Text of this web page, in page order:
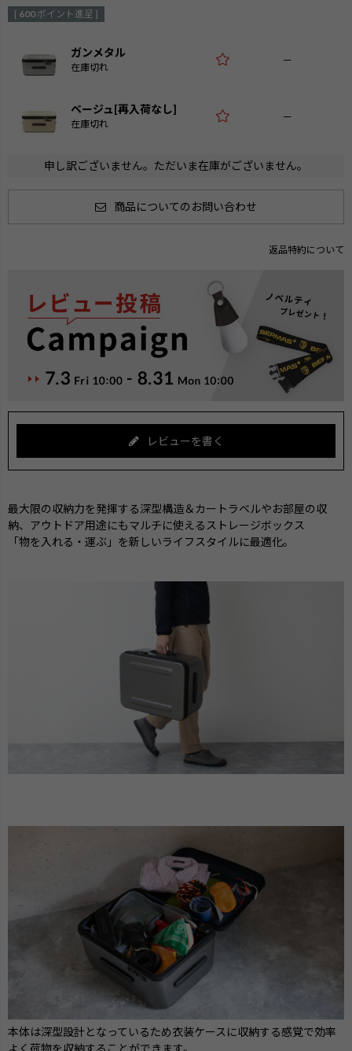
[ 600 ポイント進呈 ]
ガンメタル
在庫切れ
—
ベージュ[再入荷なし]
在庫切れ
—
申し訳ございません。ただいま在庫がございません。
商品についてのお問い合わせ
返品特約について
レビューを書く
最大限の収納力を発揮する深型構造＆カートラベルやお部屋の収
納、アウトドア用途にもマルチに使えるストレージボックス
「物を入れる・運ぶ」を新しいライフスタイルに最適化。
本体は深型設計となっているため衣装ケースに収納する感覚で効率
よく荷物を収納することができます。